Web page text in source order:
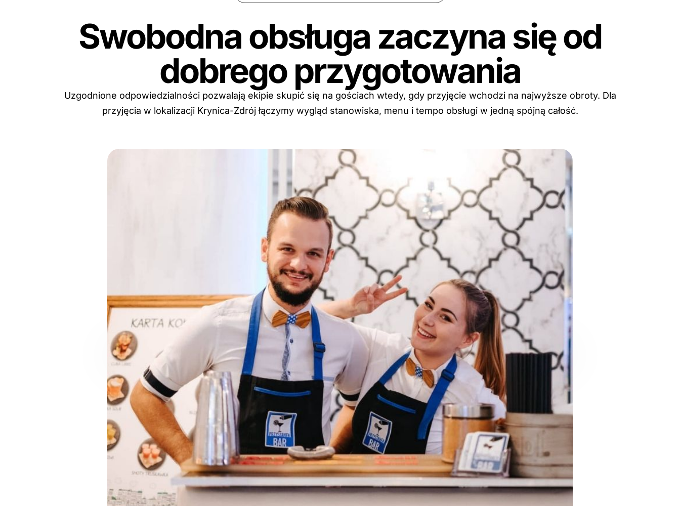
Swobodna obsługa zaczyna się od
dobrego przygotowania
Uzgodnione odpowiedzialności pozwalają ekipie skupić się na gościach wtedy, gdy przyjęcie wchodzi na najwyższe obroty. Dla
przyjęcia w lokalizacji Krynica-Zdrój łączymy wygląd stanowiska, menu i tempo obsługi w jedną spójną całość.